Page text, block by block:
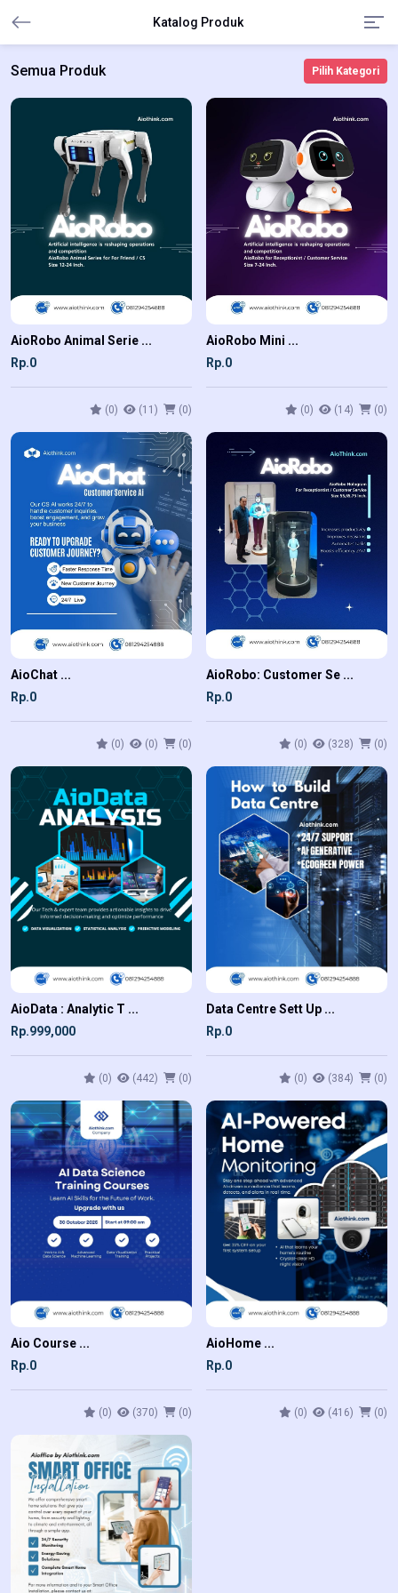
Katalog Produk
Semua Produk Pilih Kategori
AioRobo Animal Serie ...
Rp.0
(0) (11) (0)
AioRobo Mini ...
Rp.0
(0) (14) (0)
AioChat ...
Rp.0
(0) (0) (0)
AioRobo: Customer Se ...
Rp.0
(0) (328) (0)
AioData : Analytic T ...
Rp.999,000
(0) (442) (0)
Data Centre Sett Up ...
Rp.0
(0) (384) (0)
Aio Course ...
Rp.0
(0) (370) (0)
AioHome ...
Rp.0
(0) (416) (0)